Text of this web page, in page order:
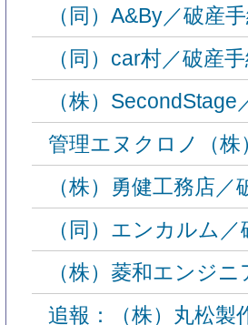
（同）A&By／破産
（同）car村／破産
（株）
管理エヌクロノ（
（株）勇健工務店
（同）エンカルム
（株）菱和エンジ
追報：（株）丸松